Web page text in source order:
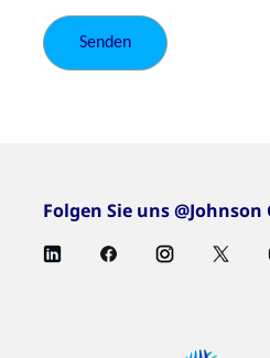
Folgen Sie uns